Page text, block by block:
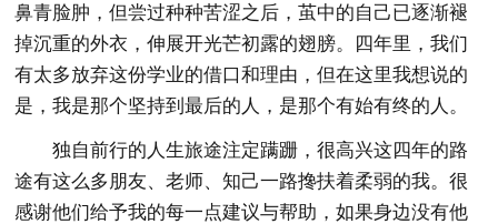
鼻青脸肿，但尝过种种苦涩之后，茧中的自己已逐渐褪
掉沉重的外衣，伸展开光芒初露的翅膀。四年里，我们
有太多放弃这份学业的借口和理由，但在这里我想说的
是，我是那个坚持到最后的人，是那个有始有终的人。
独自前行的人生旅途注定蹒跚，很高兴这四年的路
途有这么多朋友、老师、知己一路搀扶着柔弱的我。很
感谢他们给予我的每一点建议与帮助，如果身边没有他